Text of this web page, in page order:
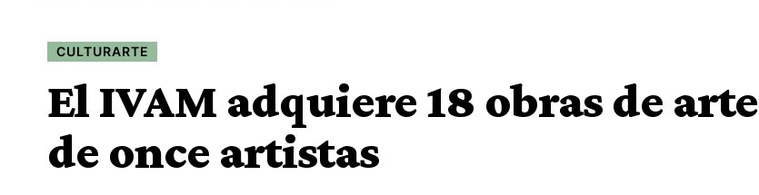
CULTURARTE
El IVAM adquiere 18 obras de arte
de once artistas